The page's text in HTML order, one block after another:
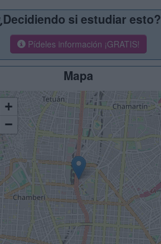
si estudiar esto?
Pídeles información ¡GRATIS!
Mapa
+
−